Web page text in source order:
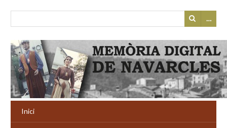
…
Inici